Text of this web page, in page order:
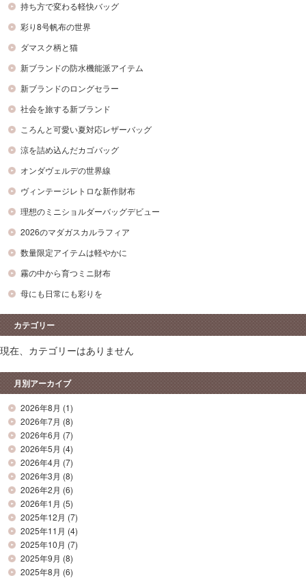
持ち方で変わる軽快バッグ
彩り8号帆布の世界
ダマスク柄と猫
新ブランドの防水機能派アイテム
新ブランドのロングセラー
社会を旅する新ブランド
ころんと可愛い夏対応レザーバッグ
涼を詰め込んだカゴバッグ
オンダヴェルデの世界線
ヴィンテージレトロな新作財布
理想のミニショルダーバッグデビュー
2026のマダガスカルラフィア
数量限定アイテムは軽やかに
霧の中から育つミニ財布
母にも日常にも彩りを
カテゴリー
現在、カテゴリーはありません
月別アーカイブ
2026年8月 (1)
2026年7月 (8)
2026年6月 (7)
2026年5月 (4)
2026年4月 (7)
2026年3月 (8)
2026年2月 (6)
2026年1月 (5)
2025年12月 (7)
2025年11月 (4)
2025年10月 (7)
2025年9月 (8)
2025年8月 (6)